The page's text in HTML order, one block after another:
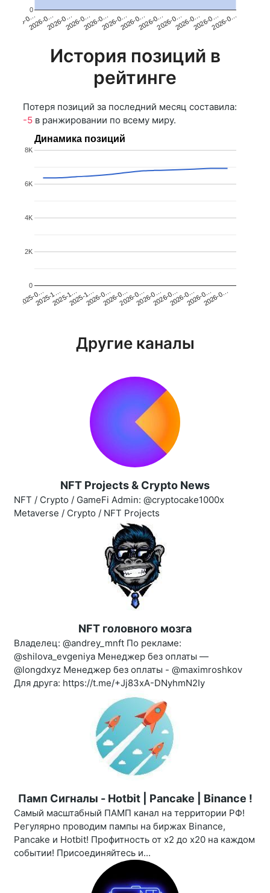
2026-0…2026-0…2026-0…2026-0…2026-0…2026-0…2026-0…2026-0…2026-0…2026-0…2026-0…2026-0…
0
История позиций в
рейтинге
Потеря позиций за последний месяц составила:
-5 в ранжировании по всему миру.
Динамика позиций
2025-0…2025-1…2025-1…2025-1…2026-0…2026-0…2026-0…2026-0…2026-0…2026-0…2026-0…2026-0…
0
2K
4K
6K
8K
Другие каналы
NFT Projects & Crypto News
NFT / Crypto / GameFi Admin: @cryptocake1000x
Metaverse / Crypto / NFT Projects
NFT головного мозга
Владелец: @andrey_mnft По рекламе:
@shilova_evgeniya Менеджер без оплаты —
@longdxyz Менеджер без оплаты - @maximroshkov
Для друга: https://t.me/+Jj83xA-DNyhmN2Iy
Памп Сигналы - Hotbit | Pancake | Binance !
Самый масштабный ПАМП канал на территории РФ!
Регулярно проводим пампы на биржах Binance,
Pancake и Hotbit! Профитность от х2 до х20 на каждом
событии! Присоединяйтесь и...